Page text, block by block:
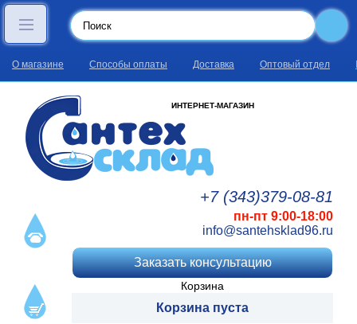
О магазине Способы оплаты Доставка Оптовый отдел
ИНТЕРНЕТ-МАГАЗИН
+7 (343)379-08-81
пн-пт 9:00-18:00
info@santehsklad96.ru
Заказать консультацию
Корзина
Корзина пуста